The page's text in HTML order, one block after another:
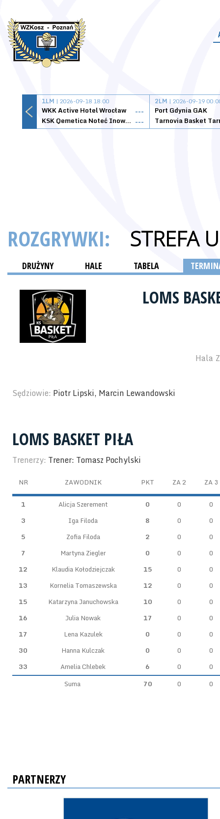
1LM | 2026-09-18 18:00
WKK Active Hotel Wrocław
---
KSK Qemetica Noteć Inowrocław ---
2LM | 2026-09-19
Port Gdynia GAK
ROZGRYWKI: STREFA
DRUŻYNY HALE TABELA
LOMS
Hala
Sędziowie: Piotr Lipski, Marcin Lewandowski
LOMS BASKET PIŁA
Trenerzy: Trener: Tomasz Pochylski
NR ZAWODNIK PKT ZA 2 ZA 3
1 Alicja Szerement 0 0
0
3
Iga Filoda 8 0
0
5
Zofia Filoda 2 0
0
7
Martyna Ziegler 0 0
0
12
Klaudia Kołodziejczak 15 0
0
13
Kornelia Tomaszewska 12 0
0
15
Katarzyna Januchowska 10 0
0
16
Julia Nowak 17 0
0
17
Lena Kazulek 0 0
0
30
Hanna Kulczak 0 0
0
33
Amelia Chlebek 6 0
0
Suma
70 0 0
PARTNERZY